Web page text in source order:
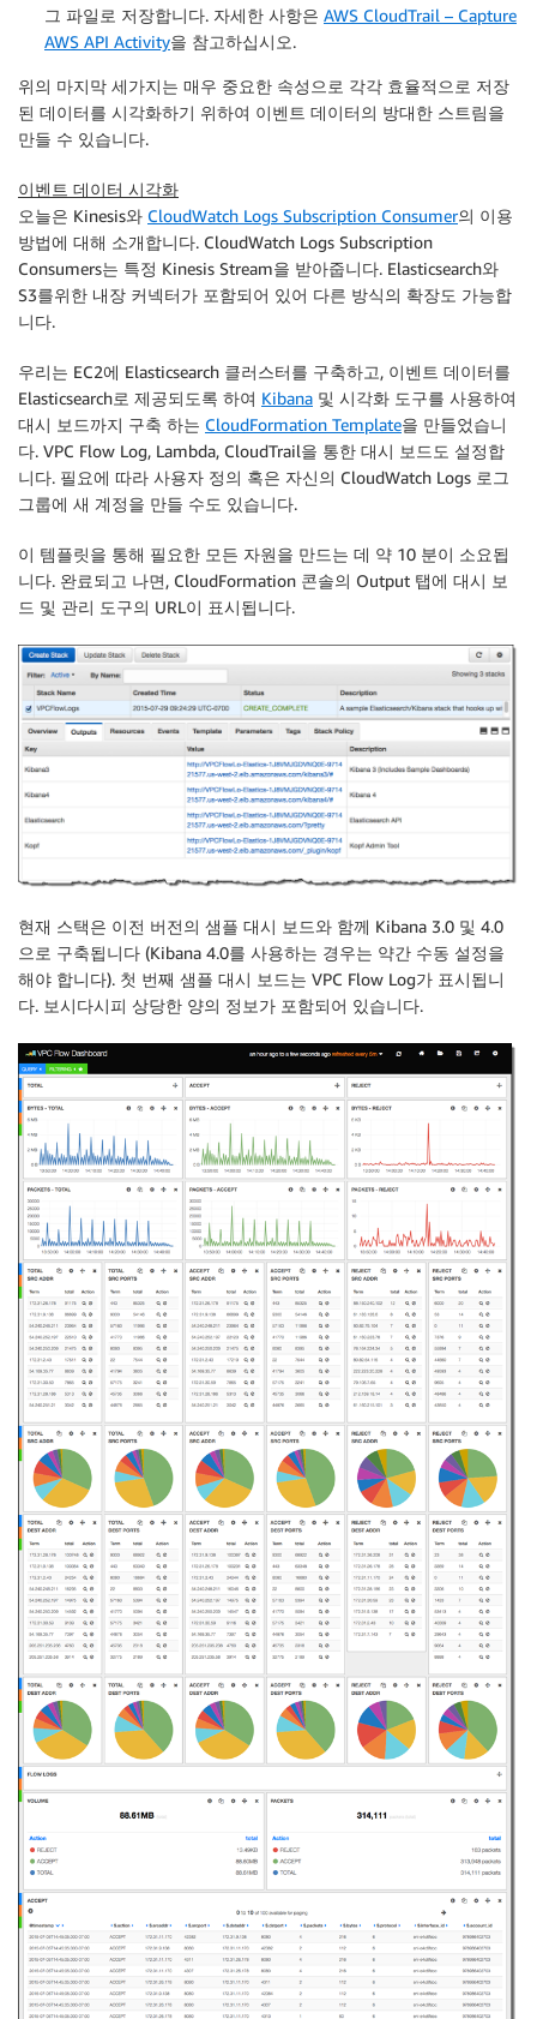
그 파일로 저장합니다. 자세한 사항은 AWS CloudTrail – Capture
AWS API Activity을 참고하십시오.
위의 마지막 세가지는 매우 중요한 속성으로 각각 효율적으로 저장
된 데이터를 시각화하기 위하여 이벤트 데이터의 방대한 스트림을
만들 수 있습니다.
이벤트 데이터 시각화
오늘은 Kinesis와 CloudWatch Logs Subscription Consumer의 이용
방법에 대해 소개합니다. CloudWatch Logs Subscription
Consumers는 특정 Kinesis Stream을 받아줍니다. Elasticsearch와
S3를위한 내장 커넥터가 포함되어 있어 다른 방식의 확장도 가능합
니다.
우리는 EC2에 Elasticsearch 클러스터를 구축하고, 이벤트 데이터를
Elasticsearch로 제공되도록 하여 Kibana 및 시각화 도구를 사용하여
대시 보드까지 구축 하는 CloudFormation Template을 만들었습니
다. VPC Flow Log, Lambda, CloudTrail을 통한 대시 보드도 설정합
니다. 필요에 따라 사용자 정의 혹은 자신의 CloudWatch Logs 로그
그룹에 새 계정을 만들 수도 있습니다.
이 템플릿을 통해 필요한 모든 자원을 만드는 데 약 10 분이 소요됩
니다. 완료되고 나면, CloudFormation 콘솔의 Output 탭에 대시 보
드 및 관리 도구의 URL이 표시됩니다.
현재 스택은 이전 버전의 샘플 대시 보드와 함께 Kibana 3.0 및 4.0
으로 구축됩니다 (Kibana 4.0를 사용하는 경우는 약간 수동 설정을
해야 합니다). 첫 번째 샘플 대시 보드는 VPC Flow Log가 표시됩니
다. 보시다시피 상당한 양의 정보가 포함되어 있습니다.